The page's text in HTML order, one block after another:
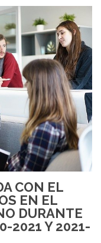
CON EL
EN EL
DURANTE
2021 Y 2021-